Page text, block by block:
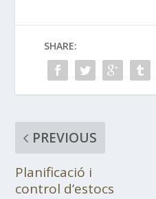
SHARE:
PREVIOUS
Planificació i
control d’estocs